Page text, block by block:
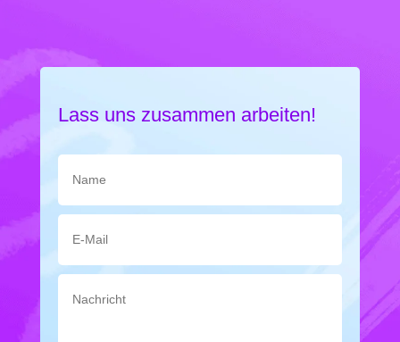
Lass uns zusammen arbeiten!